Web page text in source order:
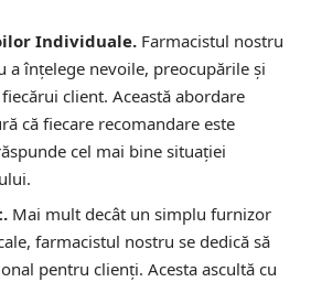
Individuale. Farmacistul nostru
a înțelege nevoile, preocupările și
client. Această abordare
că fiecare recomandare este
cel mai bine situației
Mai mult decât un simplu furnizor
farmacistul nostru se dedică să
pentru clienți. Acesta ascultă cu